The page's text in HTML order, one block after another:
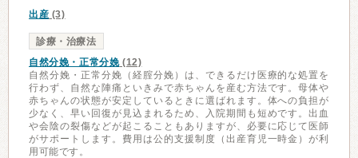
出産 (3)
診療・治療法
自然分娩・正常分娩(12)
自然分娩・正常分娩（経腟分娩）は、できるだけ医療的な処置を
行わず、自然な陣痛といきみで赤ちゃんを産む方法です。母体や
赤ちゃんの状態が安定しているときに選ばれます。体への負担が
少なく、早い回復が見込まれるため、入院期間も短めです。出血
や会陰の裂傷などが起こることもありますが、必要に応じて医師
がサポートします。費用は公的支援制度（出産育児一時金）が利
用可能です。